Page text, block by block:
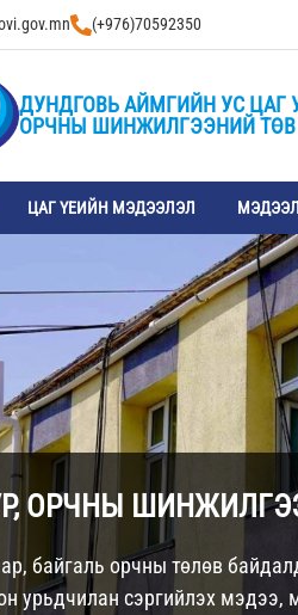
(+976)70592350
ДУНДГОВЬ АЙМГИЙН УС ЦАГ
ОРЧНЫ ШИНЖИЛГЭЭНИЙ ТӨВ
ЦАГ ҮЕИЙН МЭДЭЭЛЭЛ
ОРЧНЫ
байгаль орчны төлөв
урьдчилан сэргийлэх мэдээ,